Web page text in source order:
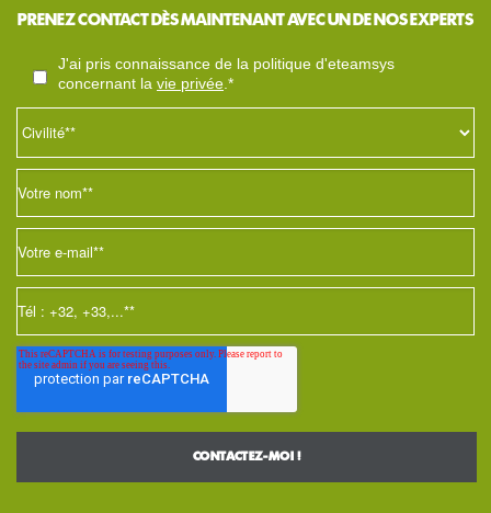
PRENEZ CONTACT DÈS MAINTENANT AVEC UN DE NOS EXPERTS
j'ai pris connaissance de la politique d'eteamsys
concernant la vie privée .*